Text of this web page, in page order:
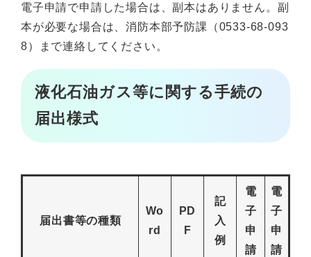
電子申請で申請した場合は、副本はありません。副
本が必要な場合は、消防本部予防課（0533-68-093
8）まで連絡してください。
液化石油ガス等に関する手続の
届出様式
届出書等の種類
Wo
rd
PD
F
記
入
例
電
子
申
請
電
子
申
請